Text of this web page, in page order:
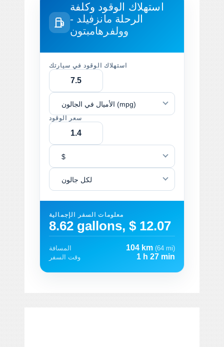
استهلاك الوقود وكلفة
الرحلة مانزفيلد -
وولفرهامبتون
استهلاك الوقود في سيارتك
الأميال في الجالون (mpg)
سعر الوقود
$
لكل جالون
معلومات السفر الإجمالية
8.62 gallons, $ 12.07
المسافة 104 km (64 mi)
وقت السفر
1 h 27 min